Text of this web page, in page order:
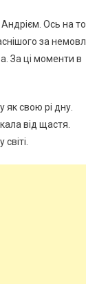
Ось на
за
За ці моменти в
як свою рі дну.
від щастя.